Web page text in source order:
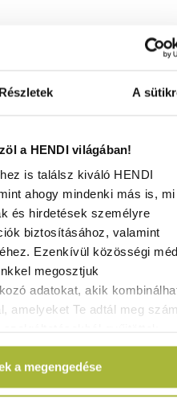
Részletek A
a HENDI világában!
is találsz kiváló HENDI
ahogy mindenki más is,
és hirdetések személyre
biztosításához, valamint
Ezenkívül közösségi
megosztjuk
adatokat, akik
amelyeket Te adtál meg
a megengedése
14.690Ft
+ ÁFA)